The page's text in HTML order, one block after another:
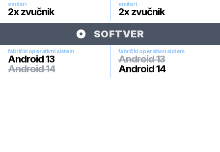
emiteri
2x zvučnik
emiteri
2x zvučnik
SOFTVER
fabrički operativni sistem
Android 13
Android 14
fabrički operativni sistem
Android 13
Android 14